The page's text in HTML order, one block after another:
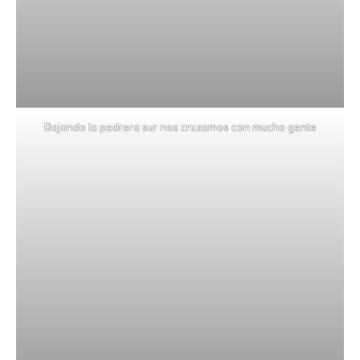
Bajando la pedrera sur nos cruzamos con mucha gente